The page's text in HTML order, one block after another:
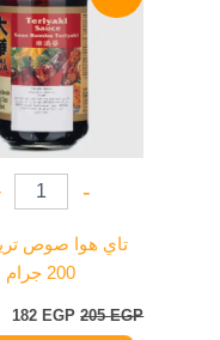
-
تاي هوا صوص
200 جرام
205EGP
205 EGP.
182 EGP
EGP.